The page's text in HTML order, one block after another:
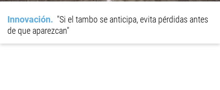
Innovación
"Si el tambo se anticipa, evita pérdidas antes
de que aparezcan"